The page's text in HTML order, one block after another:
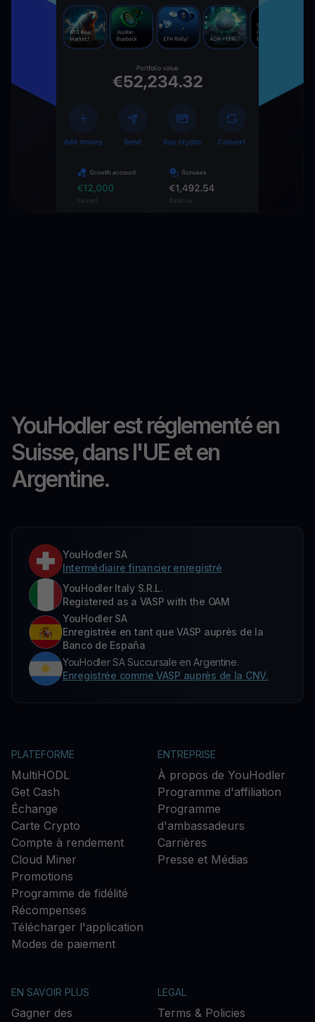
YouHodler est réglementé en
Suisse, dans l'UE et en
Argentine.
YouHodler SA
Intermédiaire financier enregistré
YouHodler Italy S.R.L.
Registered as a VASP with the OAM
YouHodler SA
Enregistrée en tant que VASP auprès de la
Banco de España
YouHodler SA Succursale en Argentine.
Enregistrée comme VASP auprès de la CNV.
PLATEFORME
MultiHODL
Get Cash
Échange
Carte Crypto
Compte à rendement
Cloud Miner
Promotions
Programme de fidélité
Récompenses
Télécharger l'application
Modes de paiement
ENTREPRISE
À propos de YouHodler
Programme d'affiliation
Programme
d'ambassadeurs
Carrières
Presse et Médias
EN SAVOIR PLUS
Gagner des
LEGAL
Terms & Policies